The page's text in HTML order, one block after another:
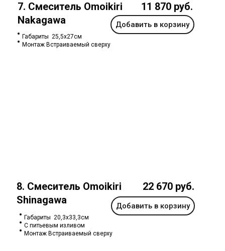
Добавить в корзину
22 670 руб.
Габариты 20,3х33,3см
С питьевым изливом
Монтаж Встраиваемый сверху
8. Смеситель Omoikiri
Shinagawa
Добавить в корзину
11 870 руб.
Габариты 25,5х27см
Монтаж Встраиваемый сверху
7. Смеситель Omoikiri
Nakagawa